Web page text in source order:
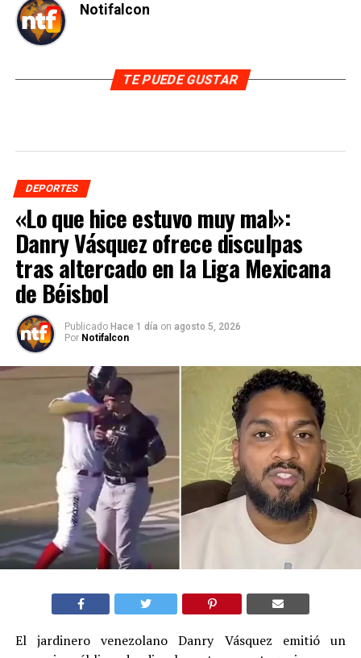
Notifalcon
TE PUEDE GUSTAR
DEPORTES
«Lo que hice estuvo muy mal»:
Danry Vásquez ofrece disculpas
tras altercado en la Liga Mexicana
de Béisbol
Publicado Hace 1 día on agosto 5, 2026
Por Notifalcon
El jardinero venezolano Danry Vásquez emitió un